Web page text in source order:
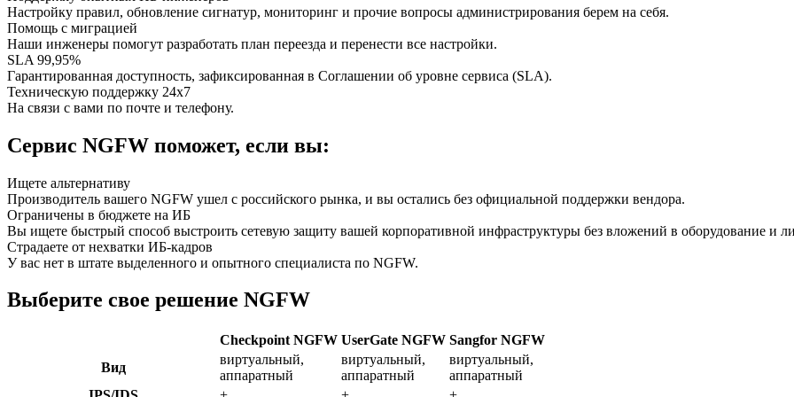
Настройку правил, обновление сигнатур, мониторинг и прочие вопросы администрирования берем на себя.
Помощь с миграцией
Наши инженеры помогут разработать план переезда и перенести все настройки.
SLA 99,95%
Гарантированная доступность, зафиксированная в Соглашении об уровне сервиса (SLA).
Техническую поддержку 24х7
На связи с вами по почте и телефону.
Сервис NGFW поможет, если вы:
Ищете альтернативу
Производитель вашего NGFW ушел с российского рынка, и вы остались без официальной поддержки вендора.
Ограничены в бюджете на ИБ
Вы ищете быстрый способ выстроить сетевую защиту вашей корпоративной инфраструктуры без вложений в оборудование и
Страдаете от нехватки ИБ-кадров
У вас нет в штате выделенного и опытного специалиста по NGFW.
Выберите свое решение NGFW
Checkpoint NGFW UserGate NGFW Sangfor NGFW
Вид
виртуальный,
аппаратный
виртуальный,
аппаратный
виртуальный,
аппаратный